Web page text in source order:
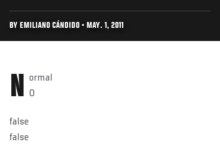
BY EMILIANO CÁNDIDO • MAY. 1, 2011
Normal
0
false
false